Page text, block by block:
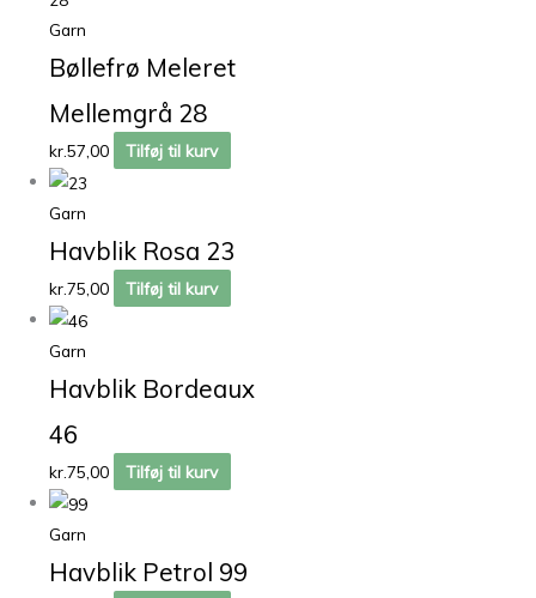
Garn
Bøllefrø Meleret
Mellemgrå 28
kr.57,00 Tilføj til kurv
Garn
Havblik Rosa 23
kr.75,00 Tilføj til kurv
Garn
Havblik Bordeaux
46
kr.75,00 Tilføj til kurv
Garn
Havblik Petrol 99